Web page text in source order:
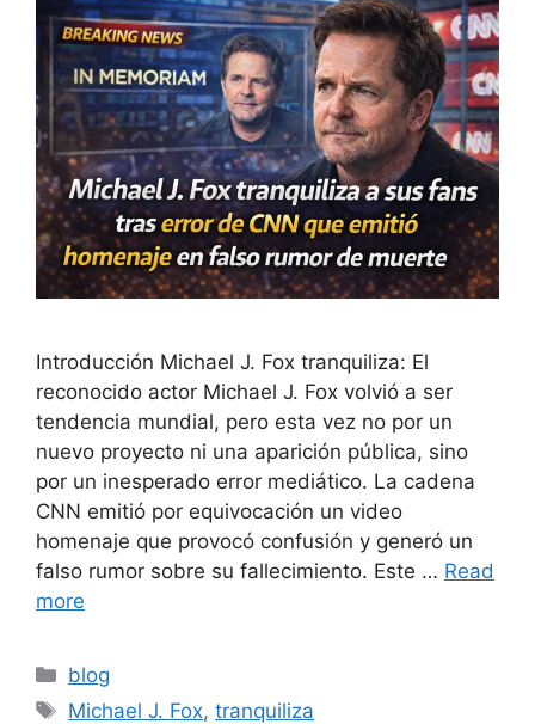
Introducción Michael J. Fox tranquiliza: El
reconocido actor Michael J. Fox volvió a ser
tendencia mundial, pero esta vez no por un
nuevo proyecto ni una aparición pública, sino
por un inesperado error mediático. La cadena
CNN emitió por equivocación un video
homenaje que provocó confusión y generó un
falso rumor sobre su fallecimiento. Este … Read
more
Categories
blog
Tags
Michael J. Fox,tranquiliza